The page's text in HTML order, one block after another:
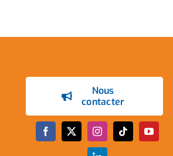
Nous
contacter